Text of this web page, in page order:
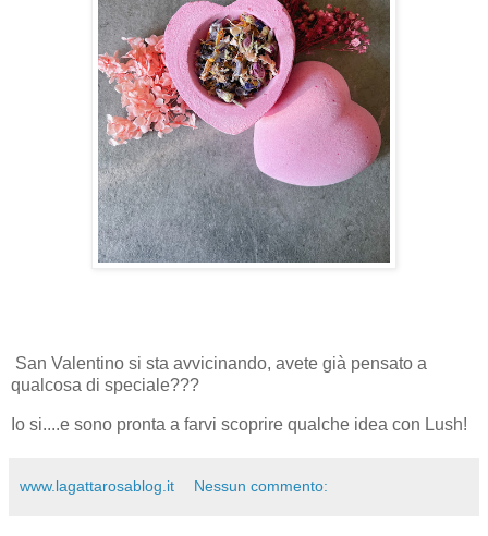
San Valentino si sta avvicinando, avete già pensato a
qualcosa di speciale???
Io si....e sono pronta a farvi scoprire qualche idea con Lush!
www.lagattarosablog.it Nessun commento: